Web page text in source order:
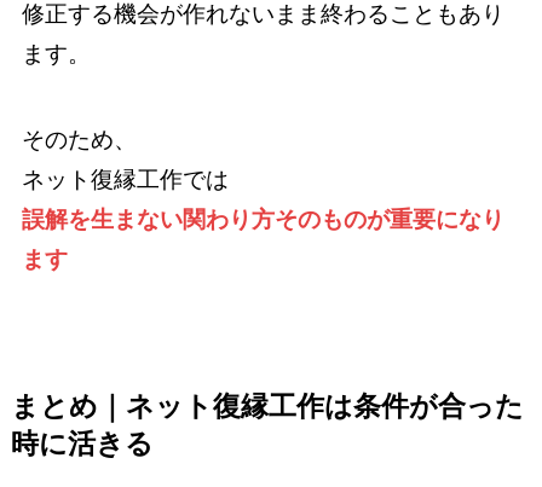
修正する機会が作れないまま終わることもあり
ます。
そのため、
ネット復縁工作では
誤解を生まない関わり方そのものが重要になり
ます
まとめ｜ネット復縁工作は条件が合った
時に活きる